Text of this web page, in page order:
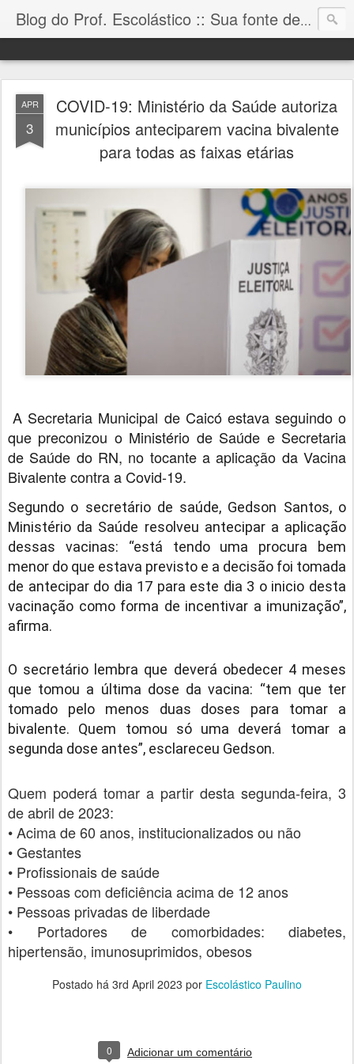
Blog do Prof. Escolástico :: Sua fonte de informação!
APR
3
COVID-19: Ministério da Saúde autoriza
municípios anteciparem vacina bivalente
para todas as faixas etárias
A Secretaria Municipal de Caicó estava seguindo o
que preconizou o Ministério de Saúde e Secretaria
de Saúde do RN, no tocante a aplicação da Vacina
Bivalente contra a Covid-19.
Segundo o secretário de saúde, Gedson Santos, o
Ministério da Saúde resolveu antecipar a aplicação
dessas vacinas: “está tendo uma procura bem
menor do que estava previsto e a decisão foi tomada
de antecipar do dia 17 para este dia 3 o inicio desta
vacinação como forma de incentivar a imunização”,
afirma.
O secretário lembra que deverá obedecer 4 meses
que tomou a última dose da vacina: “tem que ter
tomado pelo menos duas doses para tomar a
bivalente. Quem tomou só uma deverá tomar a
segunda dose antes”, esclareceu Gedson.
Quem poderá tomar a partir desta segunda-feira, 3
de abril de 2023:
• Acima de 60 anos, institucionalizados ou não
• Gestantes
• Profissionais de saúde
• Pessoas com deficiência acima de 12 anos
• Pessoas privadas de liberdade
• Portadores de comorbidades: diabetes,
hipertensão, imunosuprimidos, obesos
Postado há 3rd April 2023 por Escolástico Paulino
0 Adicionar um comentário